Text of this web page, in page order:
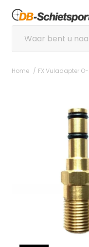
Home FX Vuladapter